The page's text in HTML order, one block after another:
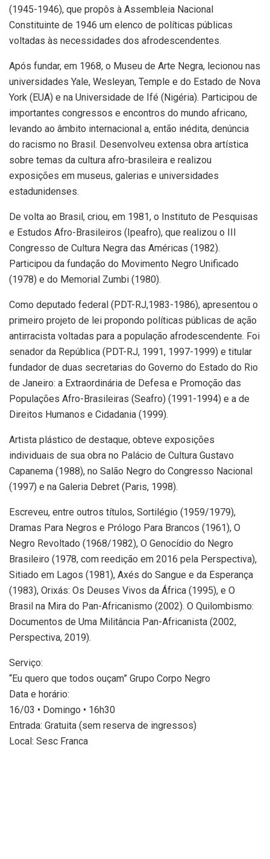
(1945-1946), que propôs à Assembleia Nacional
Constituinte de 1946 um elenco de políticas públicas
voltadas às necessidades dos afrodescendentes.
Após fundar, em 1968, o Museu de Arte Negra, lecionou nas
universidades Yale, Wesleyan, Temple e do Estado de Nova
York (EUA) e na Universidade de Ifé (Nigéria). Participou de
importantes congressos e encontros do mundo africano,
levando ao âmbito internacional a, então inédita, denúncia
do racismo no Brasil. Desenvolveu extensa obra artística
sobre temas da cultura afro-brasileira e realizou
exposições em museus, galerias e universidades
estadunidenses.
De volta ao Brasil, criou, em 1981, o Instituto de Pesquisas
e Estudos Afro-Brasileiros (Ipeafro), que realizou o III
Congresso de Cultura Negra das Américas (1982).
Participou da fundação do Movimento Negro Unificado
(1978) e do Memorial Zumbi (1980).
Como deputado federal (PDT-RJ,1983-1986), apresentou o
primeiro projeto de lei propondo políticas públicas de ação
antirracista voltadas para a população afrodescendente. Foi
senador da República (PDT-RJ, 1991, 1997-1999) e titular
fundador de duas secretarias do Governo do Estado do Rio
de Janeiro: a Extraordinária de Defesa e Promoção das
Populações Afro-Brasileiras (Seafro) (1991-1994) e a de
Direitos Humanos e Cidadania (1999).
Artista plástico de destaque, obteve exposições
individuais de sua obra no Palácio de Cultura Gustavo
Capanema (1988), no Salão Negro do Congresso Nacional
(1997) e na Galeria Debret (Paris, 1998).
Escreveu, entre outros títulos, Sortilégio (1959/1979),
Dramas Para Negros e Prólogo Para Brancos (1961), O
Negro Revoltado (1968/1982), O Genocídio do Negro
Brasileiro (1978, com reedição em 2016 pela Perspectiva),
Sitiado em Lagos (1981), Axés do Sangue e da Esperança
(1983), Orixás: Os Deuses Vivos da África (1995), e O
Brasil na Mira do Pan-Africanismo (2002). O Quilombismo:
Documentos de Uma Militância Pan-Africanista (2002,
Perspectiva, 2019).
Serviço:
“Eu quero que todos ouçam” Grupo Corpo Negro
Data e horário:
16/03 • Domingo • 16h30
Entrada: Gratuita (sem reserva de ingressos)
Local: Sesc Franca